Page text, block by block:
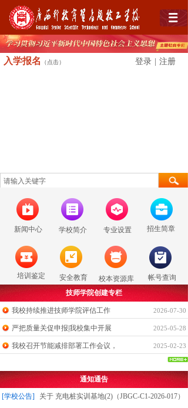
入学报名 （点击） 登录 注册
安全教育 校本资源库
专业设置
新闻中心 学校简介
培训鉴定 帐号查询
招生简章
技师学院创建专栏
我校持续推进技师学院评估工作 2026-07-30
严把质量关促申报|我校集中开展 2025-05-28
我校召开节能减排部署工作会议， 2025-02-23
通知通告
[学校公告]
关于 充电桩实训基地(2)（JBGC-C1-2026-017）